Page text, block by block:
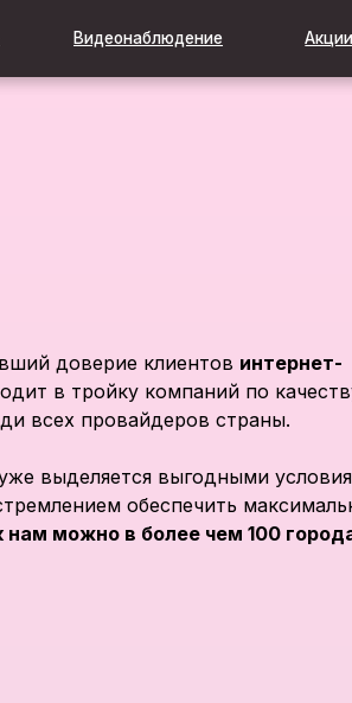
Ещё...
Видеонаблюдение Акции
доверие клиентов интернет-
в тройку компаний по
всех провайдеров страны.
выделяется выгодными
обеспечить
можно в более чем 100